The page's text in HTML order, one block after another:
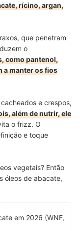
rícino, argan,
que penetram
o
como pantenol,
a manter os fios
e crespos,
além de nutrir, ele
o frizz. O
e toque
vegetais? Então
óleos de abacate,
em 2026 (WNF,